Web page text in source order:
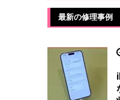
最新の修理事例